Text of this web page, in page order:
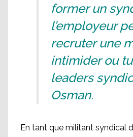
former un
l’employeur
recruter une
intimider ou
leaders
Osman.
En tant que militant syndical